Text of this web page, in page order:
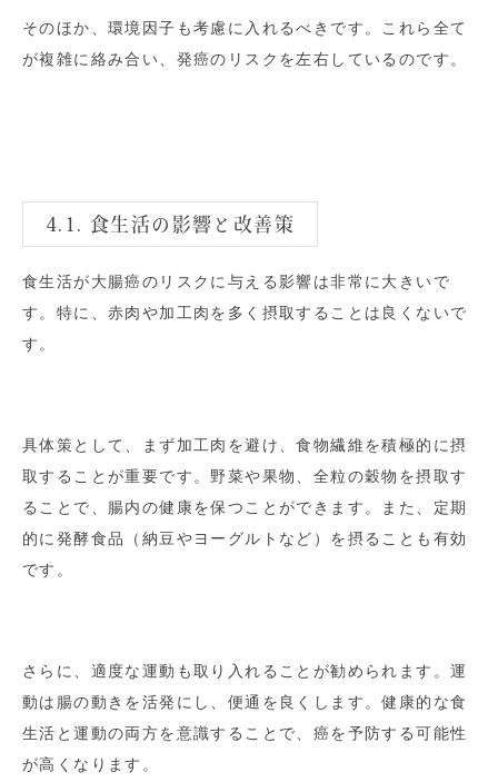
そのほか、環境因子も考慮に入れるべきです。これら全て
が複雑に絡み合い、発癌のリスクを左右しているのです。
4.1. 食生活の影響と改善策
食生活が大腸癌のリスクに与える影響は非常に大きいで
す。特に、赤肉や加工肉を多く摂取することは良くないで
す。
具体策として、まず加工肉を避け、食物繊維を積極的に摂
取することが重要です。野菜や果物、全粒の穀物を摂取す
ることで、腸内の健康を保つことができます。また、定期
的に発酵食品（納豆やヨーグルトなど）を摂ることも有効
です。
さらに、適度な運動も取り入れることが勧められます。運
動は腸の動きを活発にし、便通を良くします。健康的な食
生活と運動の両方を意識することで、癌を予防する可能性
が高くなります。